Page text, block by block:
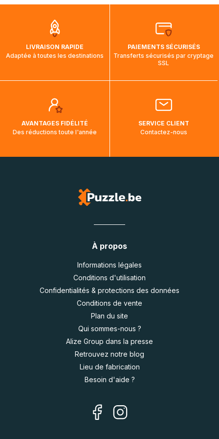
aura touché terre.
LIVRAISON RAPIDE
Adaptée à toutes les destinations
PAIEMENTS SÉCURISÉS
Transferts sécurisés par cryptage
SSL
AVANTAGES FIDÉLITÉ
Des réductions toute l'année
SERVICE CLIENT
Contactez-nous
À propos
Informations légales
Conditions d'utilisation
Confidentialités & protections des données
Conditions de vente
Plan du site
Qui sommes-nous ?
Alize Group dans la presse
Retrouvez notre blog
Lieu de fabrication
Besoin d'aide ?